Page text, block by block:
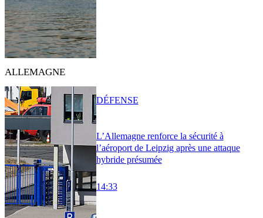
ALLEMAGNE
L’Allemagne renforce la sécurité à
l’aéroport de Leipzig après une attaque
hybride présumée
14:33
DÉFENSE